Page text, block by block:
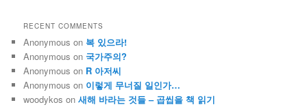
RECENT COMMENTS
Anonymous on 복 있으라!
Anonymous on 국가주의?
Anonymous on R 아저씨
Anonymous on 이렇게 무너질 일인가…
woodykos on새해 바라는 것들 – 곱씹을 책 읽기